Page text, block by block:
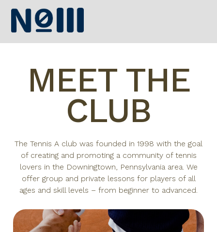
MEET THE
CLUB
The Tennis A club was founded in 1998 with the goal
of creating and promoting a community of tennis
lovers in the Downingtown, Pennsylvania area. We
offer group and private lessons for players of all
ages and skill levels – from beginner to advanced.